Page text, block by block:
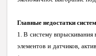
Главные недостатки
1.В систему впрыскивания
элементов и датчиков,